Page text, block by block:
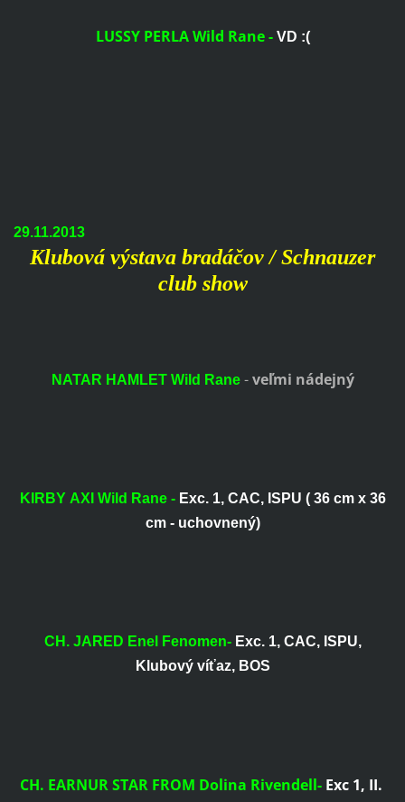
LUSSY PERLA Wild Rane- VD :(
29.11.2013
Klubová výstava bradáčov / Schnauzer
club show
NATAR HAMLET Wild Rane-veľmi nádejný
KIRBY AXI Wild Rane - Exc. 1, CAC, ISPU ( 36 cm x 36
cm - uchovnený)
CH. JARED Enel Fenomen- Exc. 1, CAC, ISPU,
Klubový víťaz, BOS
CH. EARNUR STAR FROM Dolina Rivendell- Exc 1, II.